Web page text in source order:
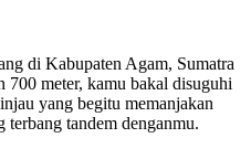
di Kabupaten Agam, Sumatra
700 meter, kamu bakal disuguhi
yang begitu memanjakan
terbang tandem denganmu.